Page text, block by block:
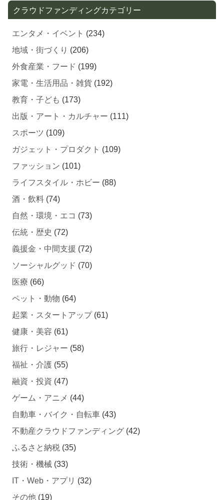
エンタメ・イベント(234)
地域・街づくり(206)
外食産業・フード(199)
家電・生活用品・雑貨(192)
教育・子ども(173)
出版・アート・カルチャー
スポーツ (109)
ガジェット・プロダクト
ファッション (101)
ライフスタイル・ホビー
酒・飲料 (74)
自然・環境・エコ
伝統・歴史 (72)
義援金・中間支援
ソーシャルグッド (70)
医療 (66)
ペット・動物
起業・スタートアップ
健康・美容 (61)
旅行・レジャー
福祉・介護(55)
融資・投資 (47)
ゲーム・アニメ
自動車・バイク・自転車
不動産クラウドファンディング
ふるさと納税 (35)
技術・機械(33)
IT・Web・アプリ
その他(19)